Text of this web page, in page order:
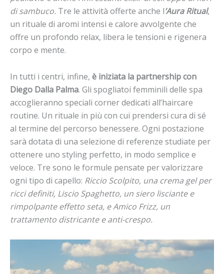
di sambuco. Tre le attività offerte anche l’Aura Ritual,
un rituale di aromi intensi e calore avvolgente che
offre un profondo relax, libera le tensioni e rigenera
corpo e mente.
In tutti i centri, infine, è iniziata la partnership con
Diego Dalla Palma. Gli spogliatoi femminili delle spa
accoglieranno speciali corner dedicati all’haircare
routine. Un rituale in più con cui prendersi cura di sé
al termine del percorso benessere. Ogni postazione
sarà dotata di una selezione di referenze studiate per
ottenere uno styling perfetto, in modo semplice e
veloce. Tre sono le formule pensate per valorizzare
ogni tipo di capello: Riccio Scolpito, una crema gel per
ricci definiti, Liscio Spaghetto, un siero lisciante e
rimpolpante effetto seta, e Amico Frizz, un
trattamento districante e anti-crespo.